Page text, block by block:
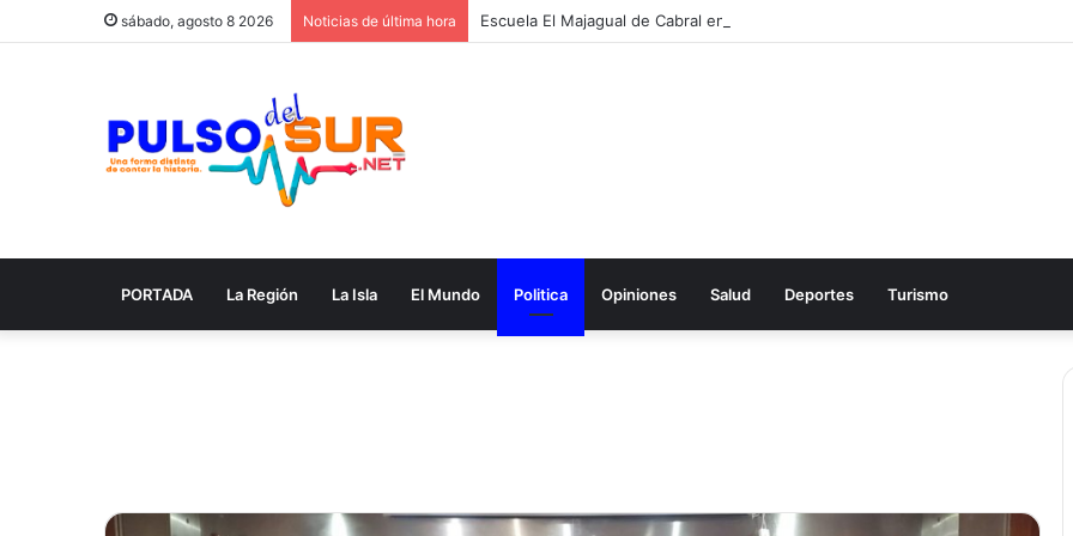
sábado, agosto 8 2026 Noticias de última hora
PORTADA La Región La Isla El Mundo Politica Opiniones Salud Deportes Turismo